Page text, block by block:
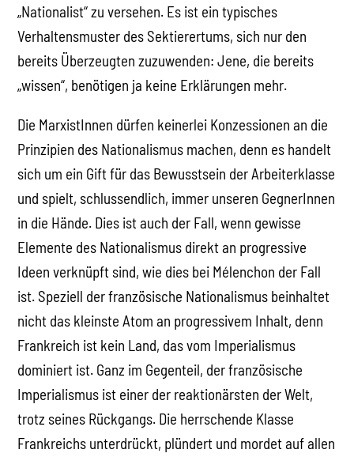
„Nationalist“ zu versehen. Es ist ein typisches
Verhaltensmuster des Sektierertums, sich nur den
bereits Überzeugten zuzuwenden: Jene, die bereits
„wissen“, benötigen ja keine Erklärungen mehr.
Die MarxistInnen dürfen keinerlei Konzessionen an die
Prinzipien des Nationalismus machen, denn es handelt
sich um ein Gift für das Bewusstsein der Arbeiterklasse
und spielt, schlussendlich, immer unseren GegnerInnen
in die Hände. Dies ist auch der Fall, wenn gewisse
Elemente des Nationalismus direkt an progressive
Ideen verknüpft sind, wie dies bei Mélenchon der Fall
ist. Speziell der französische Nationalismus beinhaltet
nicht das kleinste Atom an progressivem Inhalt, denn
Frankreich ist kein Land, das vom Imperialismus
dominiert ist. Ganz im Gegenteil, der französische
Imperialismus ist einer der reaktionärsten der Welt,
trotz seines Rückgangs. Die herrschende Klasse
Frankreichs unterdrückt, plündert und mordet auf allen